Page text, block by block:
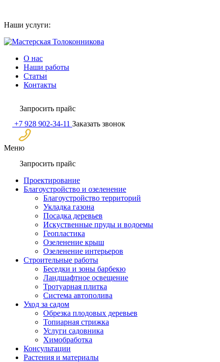
content
Наши услуги:
О нас
Наши работы
Статьи
Контакты
Запросить прайс
+7 928 902-34-11 Заказать звонок
Меню
Запросить прайс
Проектирование
Благоустройство и озеленение
Благоустройство территорий
Укладка газона
Посадка деревьев
Искуственные пруды и водоемы
Геопластика
Озеленение крыш
Озеленение интерьеров
Строительные работы
Беседки и зоны барбекю
Ландшафтное освещение
Тротуарная плитка
Система автополива
Уход за садом
Обрезка плодовых деревьев
Топиарная стрижка
Услуги садовника
Химобработка
Консультации
Растения и материалы